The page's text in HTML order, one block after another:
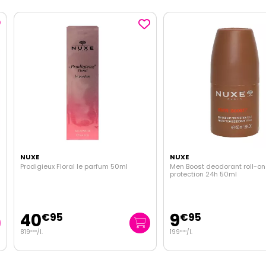
NUXE
Prodigieux Floral le parfum 50ml
40€95
819 €00/l.
NUXE
Men Boost deodorant roll-on
protection 24h 50ml
9€95
199 €00/l.